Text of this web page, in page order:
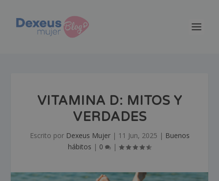
VITAMINA D: MITOS Y
VERDADES
Escrito por Dexeus Mujer| 11 Jun, 2025 | Buenos
hábitos | 0 |